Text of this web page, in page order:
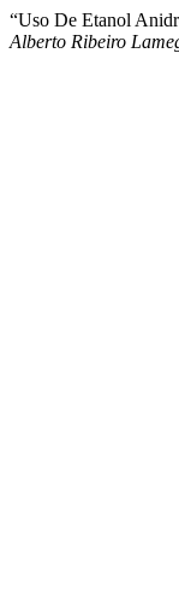
“Uso De Etanol
Alberto Ribeiro